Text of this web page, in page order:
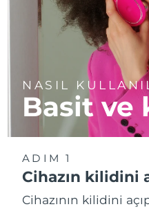
NASIL
Basit ve
ADIM 1
Cihazın kilidini
Cihazının kilidini